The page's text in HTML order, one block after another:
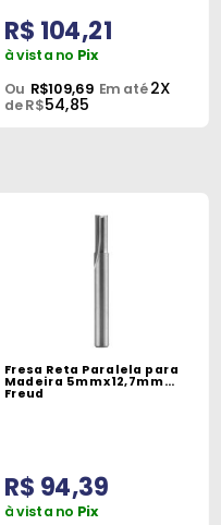
R$ 104,21
à vista no Pix
Ou R$109,69 Em até2X
de R$54,85
Fresa Reta Paralela para
Madeira 5mmx12,7mm
Freud
R$ 94,39
à vista no Pix